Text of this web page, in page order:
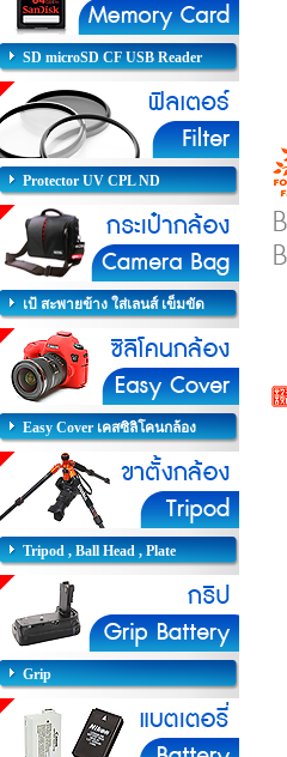
SD microSD CF USB Reader
Protector UV CPL ND
เป้ สะพายข้าง ใส่เลนส์ เข็มขัด
Easy Cover เคสซิลิโคนกล้อง
Tripod , Ball Head , Plate
Grip